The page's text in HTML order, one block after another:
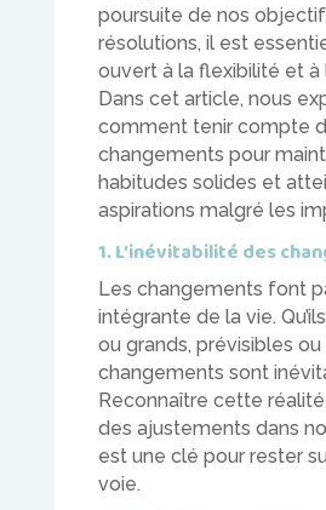
poursuite de nos
résolutions, il est
ouvert à la flexibilité et à
Dans cet article, nous
comment tenir compte
changements pour
habitudes solides et
aspirations malgré les
1. L’inévitabilité des
Les changements font
intégrante de la vie.
ou grands, prévisibles ou
changements sont
Reconnaître cette
des ajustements dans
est une clé pour rester
voie.